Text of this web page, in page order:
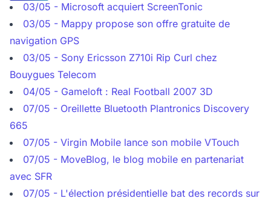
03/05 - Microsoft acquiert ScreenTonic
03/05 - Mappy propose son offre gratuite de
navigation GPS
03/05 - Sony Ericsson Z710i Rip Curl chez
Bouygues Telecom
04/05 - Gameloft : Real Football 2007 3D
07/05 - Oreillette Bluetooth Plantronics Discovery
665
07/05 - Virgin Mobile lance son mobile VTouch
07/05 - MoveBlog, le blog mobile en partenariat
avec SFR
07/05 - L'élection présidentielle bat des records sur